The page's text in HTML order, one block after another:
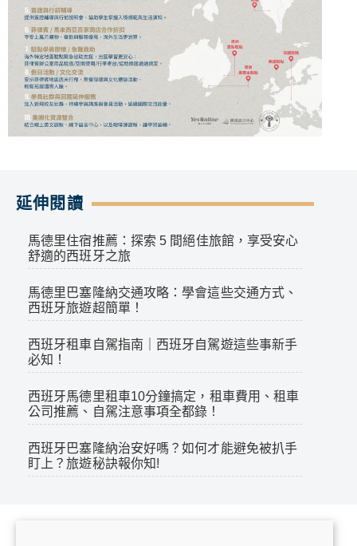
延伸閱讀
馬德里住宿推薦：探索 5 間絕佳旅館，享受安心
舒適的西班牙之旅
馬德里巴塞隆納交通攻略：學會這些交通方式、
西班牙旅遊超簡單！
西班牙租車自駕指南｜西班牙自駕遊這些事新手
必知！
西班牙馬德里租車10分鐘搞定，租車費用、租車
公司推薦、自駕注意事項全都錄！
西班牙巴塞隆納治安好嗎？如何才能避免被扒手
盯上？旅遊秘訣報你知!